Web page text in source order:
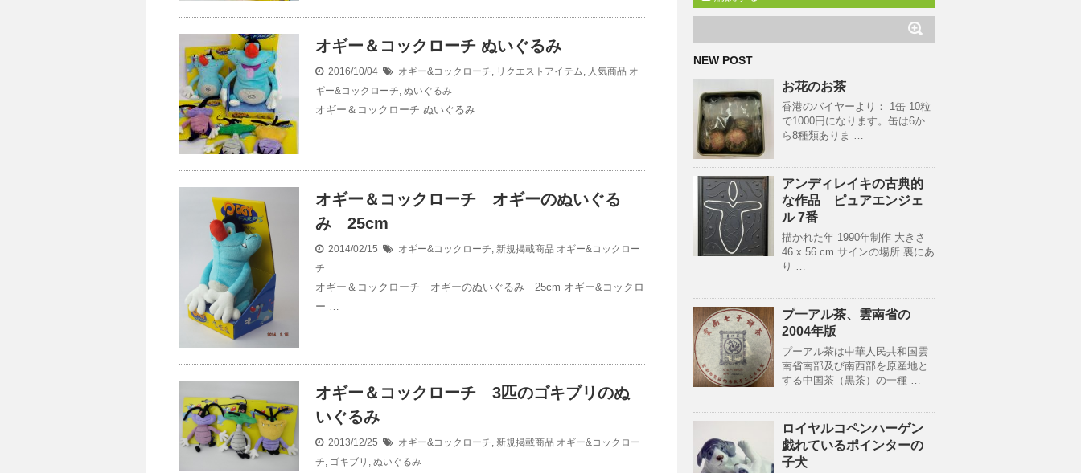
オギー＆コックローチ ぬいぐるみ
2016/10/04 オギー&コックローチ, リクエストアイテム, 人気商品 オ
ギー&コックローチ, ぬいぐるみ
オギー＆コックローチ ぬいぐるみ
オギー＆コックローチ オギーのぬいぐる
み 25cm
2014/02/15 オギー&コックローチ, 新規掲載商品 オギー&コックロー
チ
オギー＆コックローチ オギーのぬいぐるみ 25cm オギー&コックロ
ー …
オギー＆コックローチ 3匹のゴキブリのぬ
いぐるみ
2013/12/25 オギー&コックローチ, 新規掲載商品 オギー&コックロー
チ, ゴキブリ , ぬいぐるみ
NEW POST
お花のお茶
香港のバイヤーより： 1缶 10粒
で1000円になります。缶は6か
ら8種類ありま …
アンディレイキの古典的
な作品 ピュアエンジェ
ル 7番
描かれた年 1990年制作 大きさ
46 x 56 cm サインの場所 裏にあ
り …
プ一アル茶、雲南省の
2004年版
プーアル茶は中華人民共和国雲
南省南部及び南西部を原産地と
する中国茶（黒茶）の一種 …
ロイヤルコペンハーゲン
戯れているポインターの
子犬